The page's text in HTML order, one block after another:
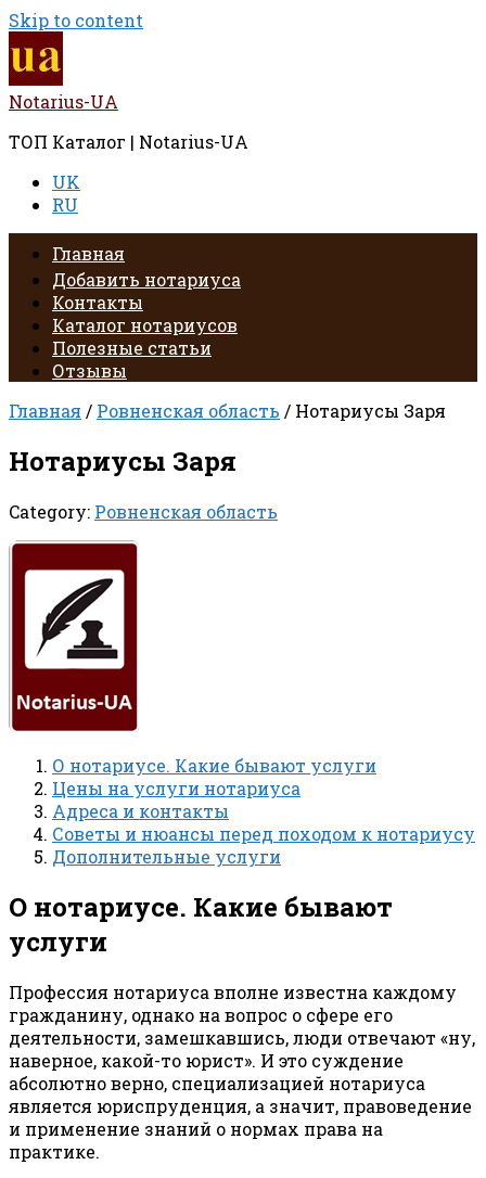
Skip to content
Notarius-UA
ТОП Каталог | Notarius-UA
UK
RU
Главная
Добавить нотариуса
Контакты
Каталог нотариусов
Полезные статьи
Отзывы
Главная / Ровненская область / Нотариусы Заря
Нотариусы Заря
Category: Ровненская область
О нотариусе. Какие бывают услуги
Цены на услуги нотариуса
Адреса и контакты
Советы и нюансы перед походом к нотариусу
Дополнительные услуги
О нотариусе. Какие бывают
услуги
Профессия нотариуса вполне известна каждому
гражданину, однако на вопрос о сфере его
деятельности, замешкавшись, люди отвечают «ну,
наверное, какой-то юрист». И это суждение
абсолютно верно, специализацией нотариуса
является юриспруденция, а значит, правоведение
и применение знаний о нормах права на
практике.